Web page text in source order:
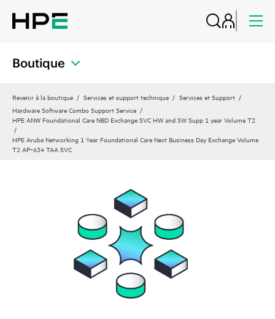
Boutique
Revenir à la boutique Services et support technique
Services et Support
Hardware Software Combo Support Service
HPE ANW Foundational Care NBD Exchange SVC HW and SW Supp 1 year Volume T2
HPE Aruba Networking 1 Year Foundational Care Next Business Day Exchange Volume
T2 AP‑634 TAA SVC